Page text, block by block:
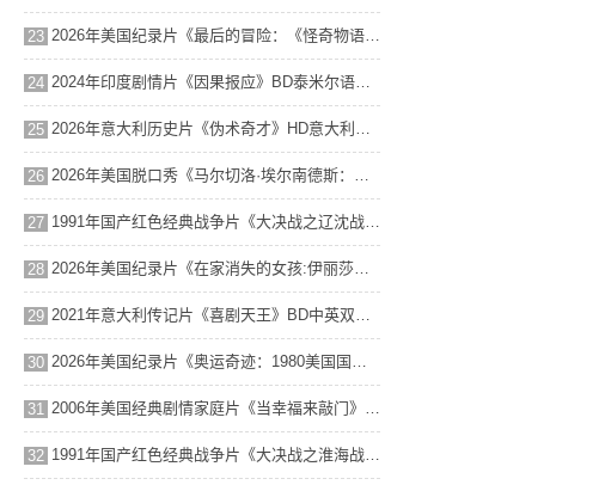
23 2026年美国纪录片《最后的冒险：《怪奇物语》第五季幕后》HD英语中字 4K网盘迅雷下载
24 2024年印度剧情片《因果报应》BD泰米尔语中字 4K网盘迅雷下载
25 2026年意大利历史片《伪术奇才》HD意大利语中字 4K网盘迅雷下载
26 2026年美国脱口秀《马尔切洛·埃尔南德斯：美国男孩》HD英语中字 4K网盘迅雷下载
27 1991年国产红色经典战争片《大决战之辽沈战役》HD国语中字 4K网盘迅雷下载
28 2026年美国纪录片《在家消失的女孩:伊丽莎白·斯马特绑架案》HD英语中字 4K网盘迅雷下载
29 2021年意大利传记片《喜剧天王》BD中英双字 4K网盘迅雷下载
30 2026年美国纪录片《奥运奇迹：1980美国国家男子冰球队》HD中字 4K网盘迅雷下载
31 2006年美国经典剧情家庭片《当幸福来敲门》蓝光双语双字 4K网盘迅雷下载
32 1991年国产红色经典战争片《大决战之淮海战役》HD国语中字 4K网盘迅雷下载